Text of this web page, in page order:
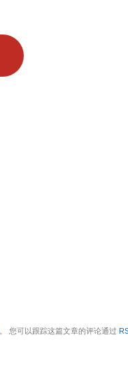
。 您可以跟踪这篇文章的评论通过